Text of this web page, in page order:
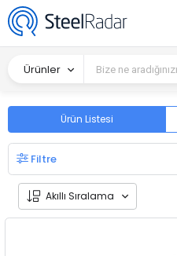
Ürünler
Ürün Listesi
Filtre
Akıllı Sıralama